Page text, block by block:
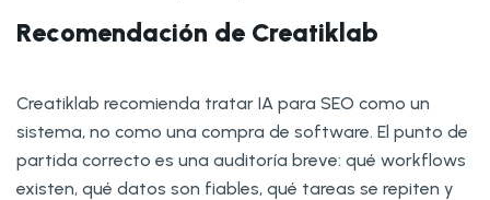
Recomendación de Creatiklab
Creatiklab recomienda tratar IA para SEO como un
sistema, no como una compra de software. El punto de
partida correcto es una auditoría breve: qué workflows
existen, qué datos son fiables, qué tareas se repiten y